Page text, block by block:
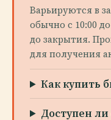
Варьируются в
обычно с 10:00
до закрытия.
для получения
Как купить
Доступен